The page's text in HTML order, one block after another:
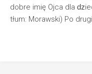
dobre imię Ojca dla
tłum: Morawski) Po